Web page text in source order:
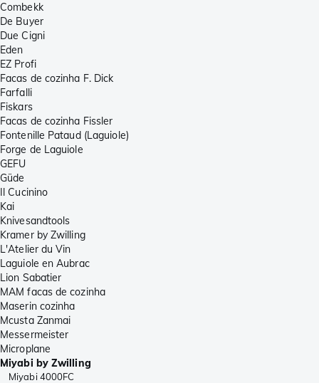
Combekk
De Buyer
Due Cigni
Eden
EZ Profi
Facas de cozinha F. Dick
Farfalli
Fiskars
Facas de cozinha Fissler
Fontenille Pataud (Laguiole)
Forge de Laguiole
GEFU
Güde
Il Cucinino
Kai
Knivesandtools
Kramer by Zwilling
L'Atelier du Vin
Laguiole en Aubrac
Lion Sabatier
MAM facas de cozinha
Maserin cozinha
Mcusta Zanmai
Messermeister
Microplane
Miyabi by Zwilling
Miyabi 4000FC